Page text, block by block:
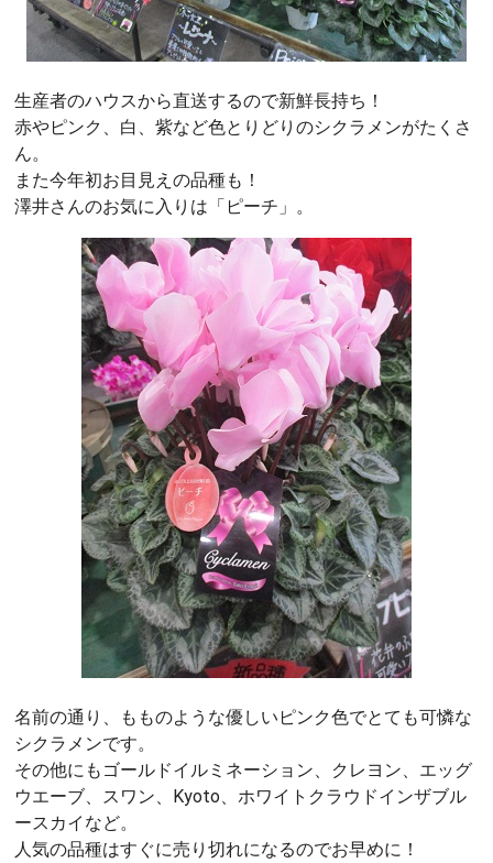
生産者のハウスから直送するので新鮮長持ち！
赤やピンク、白、紫など色とりどりのシクラメンがたくさ
ん。
また今年初お目見えの品種も！
澤井さんのお気に入りは「ピーチ」。
名前の通り、もものような優しいピンク色でとても可憐な
シクラメンです。
その他にもゴールドイルミネーション、クレヨン、エッグ
ウエーブ、スワン、Kyoto、ホワイトクラウドインザブル
ースカイなど。
人気の品種はすぐに売り切れになるのでお早めに！